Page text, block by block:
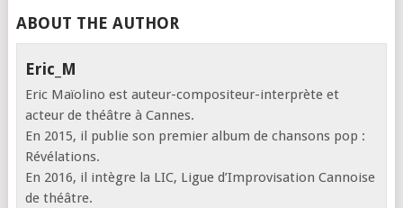
ABOUT THE AUTHOR
Eric_M
Eric Maïolino est auteur-compositeur-interprète et
acteur de théâtre à Cannes.
En 2015, il publie son premier album de chansons pop :
Révélations.
En 2016, il intègre la LIC, Ligue d’Improvisation Cannoise
de théâtre.